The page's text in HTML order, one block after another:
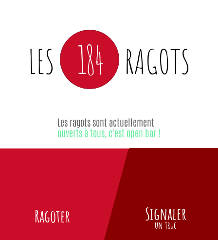
LES 184 RAGOTS
Ragoter
Les ragots sont actuellement
ouverts à tous, c'est open bar !
Signaler
un truc